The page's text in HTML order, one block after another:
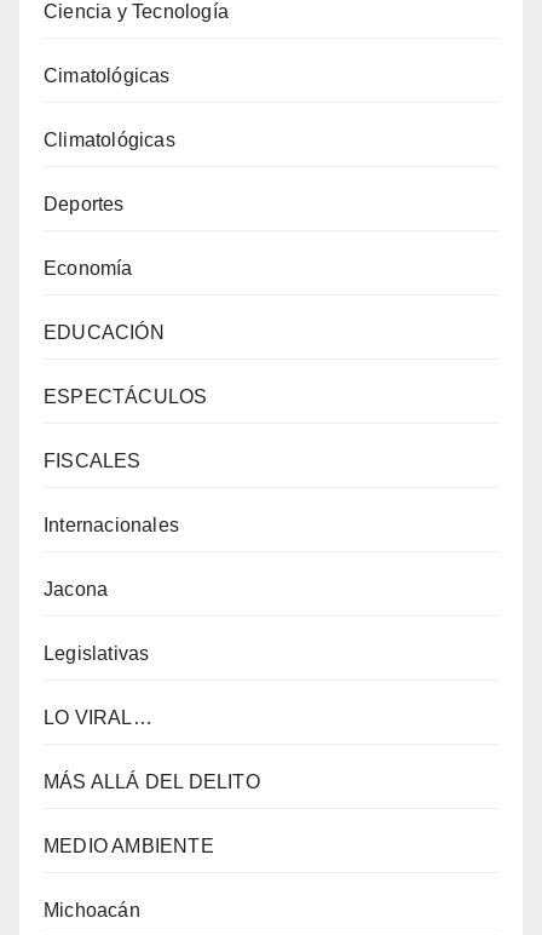
Ciencia y Tecnología
Cimatológicas
Climatológicas
Deportes
Economía
EDUCACIÓN
ESPECTÁCULOS
FISCALES
Internacionales
Jacona
Legislativas
LO VIRAL…
MÁS ALLÁ DEL DELITO
MEDIO AMBIENTE
Michoacán